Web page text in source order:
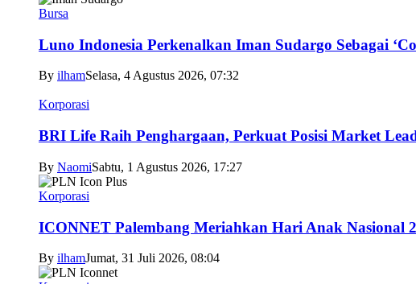
Bursa
Luno Indonesia Perkenalkan Iman Sudargo Sebagai
By ilhamSelasa, 4 Agustus 2026, 07:32
Korporasi
BRI Life Raih Penghargaan, Perkuat Posisi Market
By NaomiSabtu, 1 Agustus 2026, 17:27
Korporasi
ICONNET Palembang Meriahkan Hari Anak Nasional
By ilhamJumat, 31 Juli 2026, 08:04